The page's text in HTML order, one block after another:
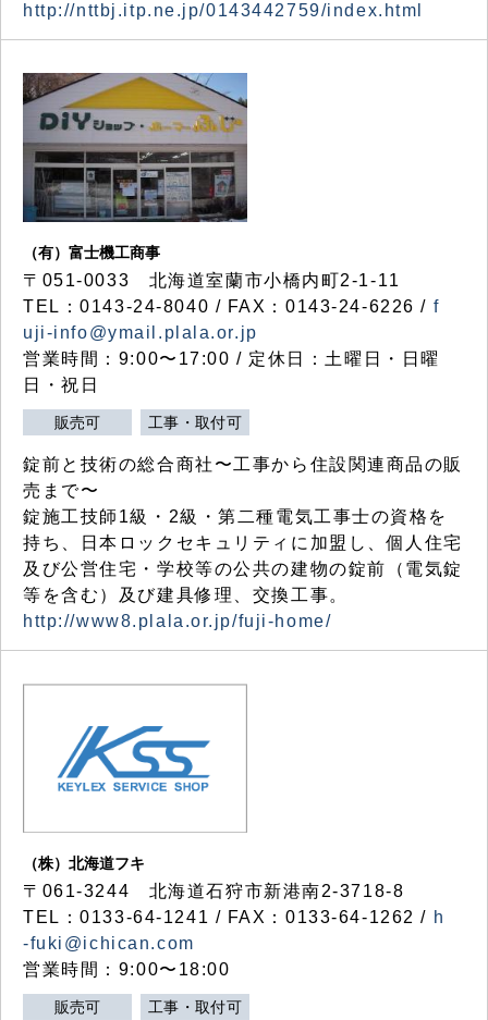
http://nttbj.itp.ne.jp/0143442759/index.html
（有）富士機工商事
〒051-0033 北海道室蘭市小橋内町2-1-11
TEL：0143-24-8040 / FAX：0143-24-6226 / f
uji-info@ymail.plala.or.jp
営業時間：9:00〜17:00 / 定休日：土曜日・日曜
日・祝日
販売可 工事・取付可
錠前と技術の総合商社〜工事から住設関連商品の販
売まで〜
錠施工技師1級・2級・第二種電気工事士の資格を
持ち、日本ロックセキュリティに加盟し、個人住宅
及び公営住宅・学校等の公共の建物の錠前（電気錠
等を含む）及び建具修理、交換工事。
http://www8.plala.or.jp/fuji-home/
（株）北海道フキ
〒061-3244 北海道石狩市新港南2-3718-8
TEL：0133-64-1241 / FAX：0133-64-1262 / h
-fuki@ichican.com
営業時間：9:00〜18:00
販売可 工事・取付可